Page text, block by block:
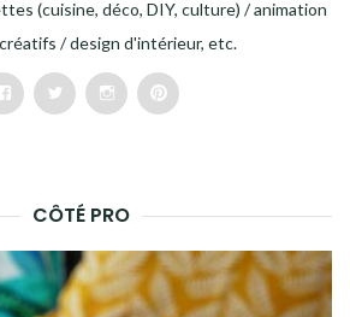
(cuisine, déco, DIY, culture) / animation
/ design d'intérieur, etc.
FacebookTwitterInstagramPinterest
CÔTÉ PRO